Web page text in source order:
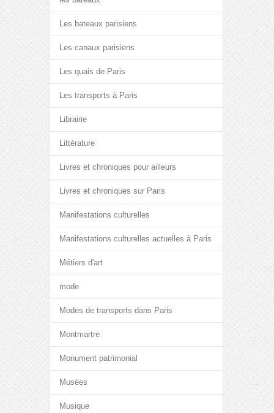
Les bateaux parisiens
Les canaux parisiens
Les quais de Paris
Les transports à Paris
Librairie
Littérature
Livres et chroniques pour ailleurs
Livres et chroniques sur Paris
Manifestations culturelles
Manifestations culturelles actuelles à Paris
Métiers d'art
mode
Modes de transports dans Paris
Montmartre
Monument patrimonial
Musées
Musique